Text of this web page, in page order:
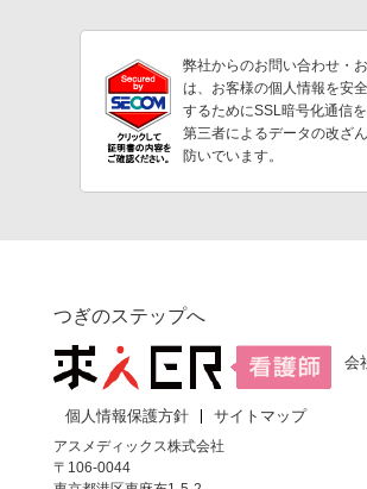
弊社からのお問い合わせ・
は、お客様の個人情報を安
するためにSSL暗号化通信を
第三者によるデータの改ざ
防いでいます。
つぎのステップへ
会
個人情報保護方針
サイトマップ
アスメディックス株式会社
〒106-0044